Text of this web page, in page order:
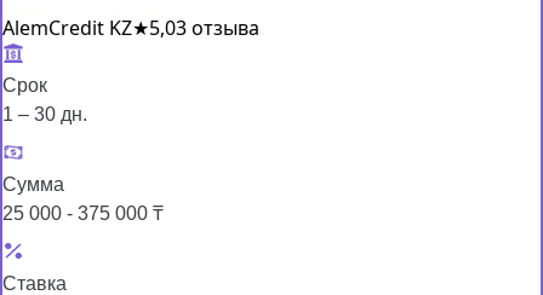
AlemCredit KZ★5,03 отзыва
Срок
1 – 30 дн.
Сумма
25 000 - 375 000 ₸
Ставка